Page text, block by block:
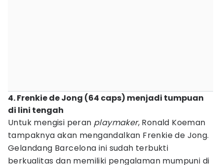
4. Frenkie de Jong (64 caps) menjadi tumpuan
di lini tengah
Untuk mengisi peran playmaker, Ronald Koeman
tampaknya akan mengandalkan Frenkie de Jong.
Gelandang Barcelona ini sudah terbukti
berkualitas dan memiliki pengalaman mumpuni di